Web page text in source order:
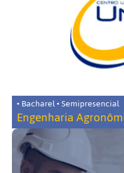
• Bacharel • Semipresencial
Engenharia